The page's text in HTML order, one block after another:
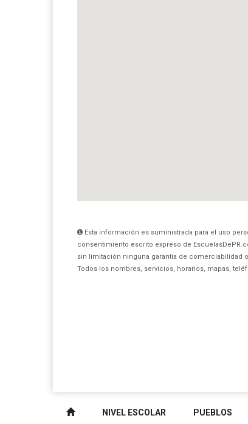
Esta información es suministrada para el uso
consentimiento escrito expreso de
sin limitación ninguna garantía de comerciabilidad
Todos los nombres, servicios, horarios, mapas,
NIVEL ESCOLAR PUEBLOS